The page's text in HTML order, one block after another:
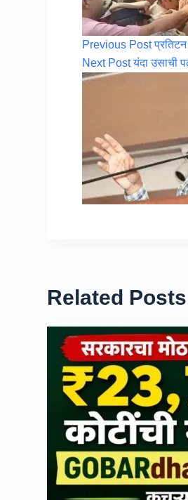
Previous Post
Next Post यंदा उसाची
Related Posts